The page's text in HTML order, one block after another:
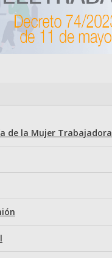
de la Mujer Trabajadora